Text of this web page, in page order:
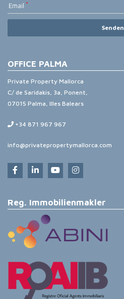
Email
Senden
OFFICE PALMA
Private Property Mallorca
C/ de Saridakis, 3a, Ponent,
07015 Palma, Illes Balears
+34 871 967 967
info@privatepropertymallorca.com
Reg. Immobilienmakler